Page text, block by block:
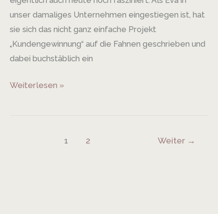
unser damaliges Unternehmen eingestiegen ist, hat
sie sich das nicht ganz einfache Projekt
„Kundengewinnung“ auf die Fahnen geschrieben und
dabei buchstäblich ein
Weiterlesen »
1 2 Weiter →